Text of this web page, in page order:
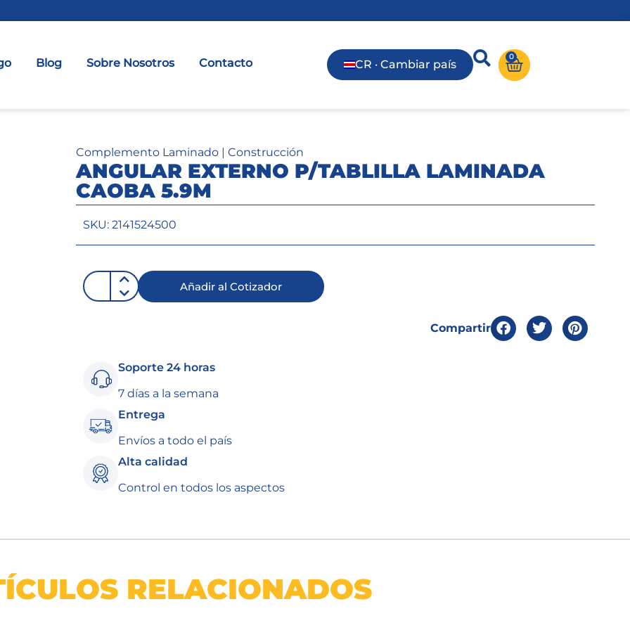
Blog Sobre Nosotros Contacto CR · Cambiar país
0
Complemento Laminado| Construcción
ANGULAR EXTERNO P/TABLILLA LAMINADA
CAOBA 5.9M
SKU: 2141524500
Añadir al Cotizador
Compartir
Soporte 24 horas
7 días a la semana
Entrega
Envíos a todo el país
Alta calidad
Control en todos los aspectos
RELACIONADOS